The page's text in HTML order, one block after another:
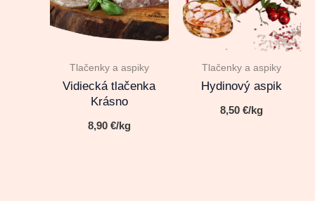
Tlačenky a aspiky
Vidiecká tlačenka
Krásno
8,90 €/kg
Tlačenky a aspiky
Hydinový aspik
8,50€/kg